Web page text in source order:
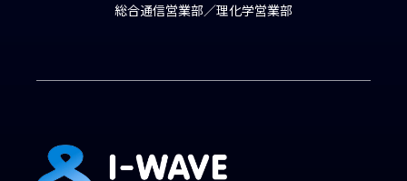
総合通信営業部／理化学営業部